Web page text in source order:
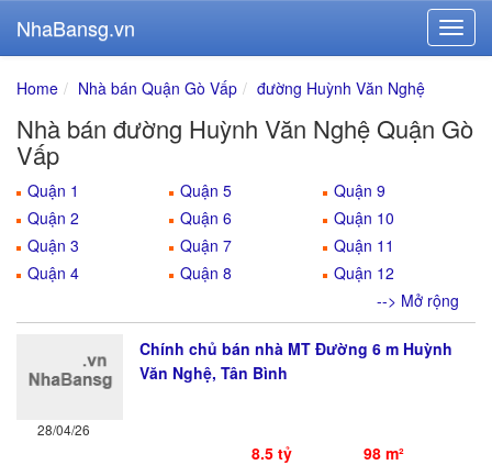
NhaBansg.vn
Home Nhà bán Quận Gò Vấp đường Huỳnh Văn Nghệ
Nhà bán đường Huỳnh Văn Nghệ Quận Gò
Vấp
Quận 1
Quận 2
Quận 3
Quận 4
Quận 5
Quận 6
Quận 7
Quận 8
Quận 9
Quận 10
Quận 11
Quận 12
--> Mở rộng
28/04/26
Chính chủ bán nhà MT Đường 6 m Huỳnh
Văn Nghệ, Tân Bình
8.5 tỷ 98 m²